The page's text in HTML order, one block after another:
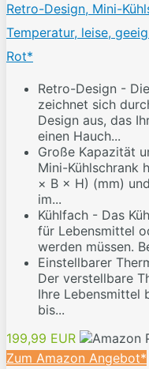
Retro-Design, Mini-
Temperatur, leise,
Rot*
Retro-Design -
zeichnet sich
Design aus, das
einen Hauch...
Große Kapazität
Mini-Kühlschrank
× B × H) (mm)
im...
Kühlfach - Das
für Lebensmittel
werden müssen.
Einstellbarer
Der verstellbare
Ihre Lebensmittel
bis...
199,99 EUR
Zum Amazon Angebot*